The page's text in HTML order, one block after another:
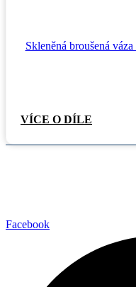
Skleněná broušená
VÍCE O DÍLE
Facebook